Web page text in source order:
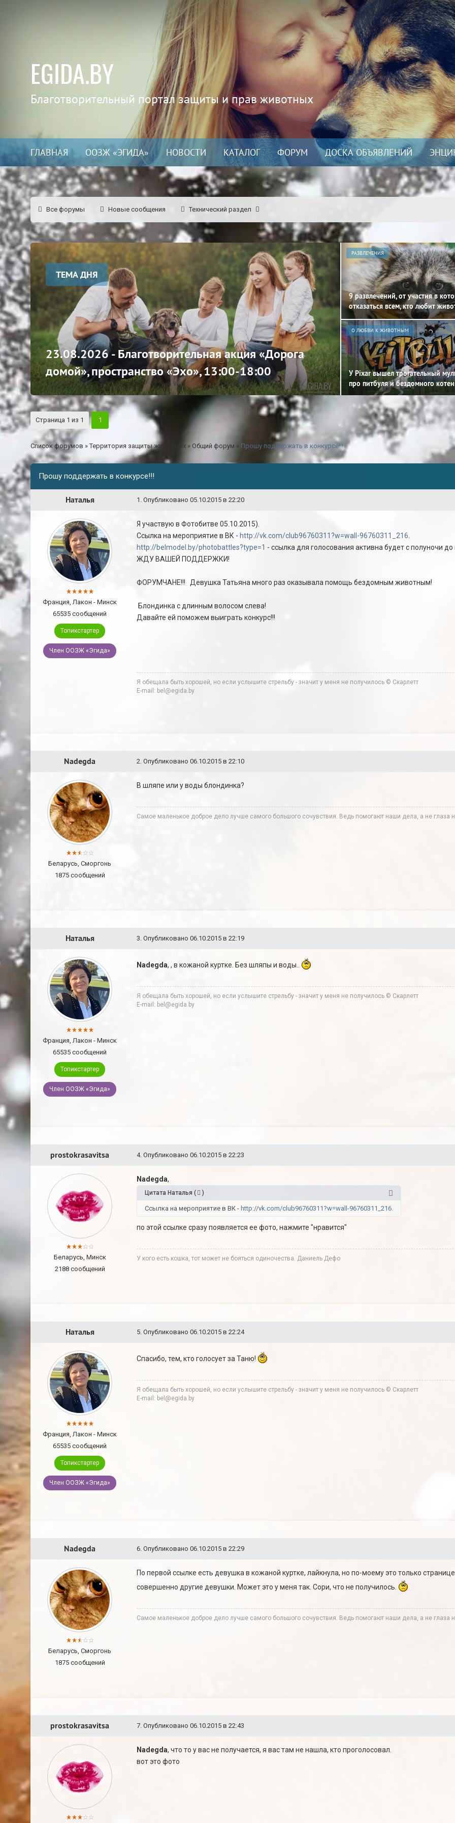
EGIDA.BY
Благотворительный портал защиты и прав животных
ГЛАВНАЯ ООЗЖ «ЭГИДА» НОВОСТИ КАТАЛОГ ФОРУМ ДОСКА ОБЪЯВЛЕНИЙ
Все форумы Новые сообщения Технический раздел
ТЕМА ДНЯ
23.08.2026 - Благотворительная акция «Дорога
домой», пространство «Эхо», 13:00-18:00
РАЗВЛЕЧЕНИЯ
9 развлечений, от участия в
отказаться всем, кто любит
О ЛЮБВИ К ЖИВОТНЫМ
У Pixar вышел трогательный
про питбуля и бездомного
Страница 1 из 1 1
Список форумов » Территория защиты животных » Общий форум » Прошу поддержать в конкурсе!!!
Прошу поддержать в конкурсе!!!
Наталья 1 . Опубликовано 05.10.2015 в 22:20
Франция, Лакон - Минск
65535 сообщений
Топикстартер
Член ООЗЖ «Эгида»
Я участвую в Фотобитве 05.10.2015).
Ссылка на мероприятие в ВК - http://vk.com/club96760311?w=wall-96760311_216
http://belmodel.by/photobattles?type=1 - ссылка для голосования активна будет с полуночи до
ЖДУ ВАШЕЙ ПОДДЕРЖКИ!
ФОРУМЧАНЕ!!! Девушка Татьяна много раз оказывала помощь бездомным животным!
Блондинка с длинным волосом слева!
Давайте ей поможем выиграть конкурс!!!
Я обещала быть хорошей, но если услышите стрельбу - значит у меня не получилось © Скарлетт
E-mail: bel@egida.by
Nadegda 2. Опубликовано 06.10.2015 в 22:10
Беларусь, Сморгонь
1875 сообщений
В шляпе или у воды блондинка?
Cамое маленькое доброе дело лучше самого большого сочувствия. Ведь помогают наши дела, а не глаза
Наталья 3. Опубликовано 06.10.2015 в 22:19
Франция, Лакон - Минск
65535 сообщений
Топикстартер
Член ООЗЖ «Эгида»
Nadegda, , в кожаной куртке. Без шляпы и воды..
Я обещала быть хорошей, но если услышите стрельбу - значит у меня не получилось © Скарлетт
E-mail: bel@egida.by
prostokrasavitsa 4. Опубликовано 06.10.2015 в 22:23
Беларусь, Минск
2188 сообщений
Nadegda,
Цитата Наталья ( )
Ссылка на мероприятие в ВК - http://vk.com/club96760311?w=wall-96760311_216.
по этой ссылке сразу появляется ее фото, нажмите "нравится"
У кого есть кошка, тот может не бояться одиночества. Даниель Дефо
Наталья 5. Опубликовано 06.10.2015 в 22:24
Франция, Лакон - Минск
65535 сообщений
Топикстартер
Член ООЗЖ «Эгида»
Спасибо, тем, кто голосует за Таню!
Я обещала быть хорошей, но если услышите стрельбу - значит у меня не получилось © Скарлетт
E-mail: bel@egida.by
Nadegda 6. Опубликовано 06.10.2015 в 22:29
Беларусь, Сморгонь
1875 сообщений
По первой ссылке есть девушка в кожаной куртке, лайкнула, но по-моему это только
совершенно другие девушки. Может это у меня так. Сори, что не получилось.
Cамое маленькое доброе дело лучше самого большого сочувствия. Ведь помогают наши дела, а не глаза
prostokrasavitsa 7. Опубликовано 06.10.2015 в 22:43
Nadegda, что то у вас не получается, я вас там не нашла, кто проголосовал.
вот это фото